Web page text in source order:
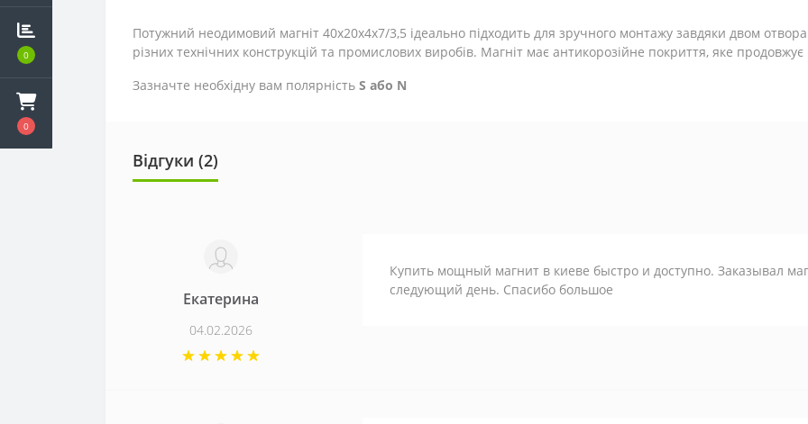
0
0
Потужний неодимовий магніт 40х20х4х7/3,5 ідеально підходить для зручного монтажу завдяки двом
різних технічних конструкцій та промислових виробів. Магніт має антикорозійне покриття, яке
Зазначте необхідну вам полярність S або N
Відгуки (2)
Екатерина
04.02.2026
Купить мощный магнит в киеве быстро и доступно. Заказывал
следующий день. Спасибо большое